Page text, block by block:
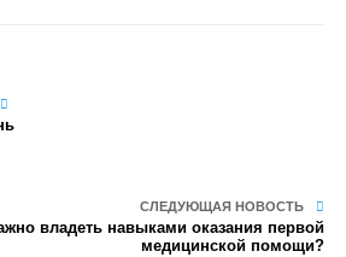
СЛЕДУЮЩАЯ НОВОСТЬ
владеть навыками оказания первой
медицинской помощи?